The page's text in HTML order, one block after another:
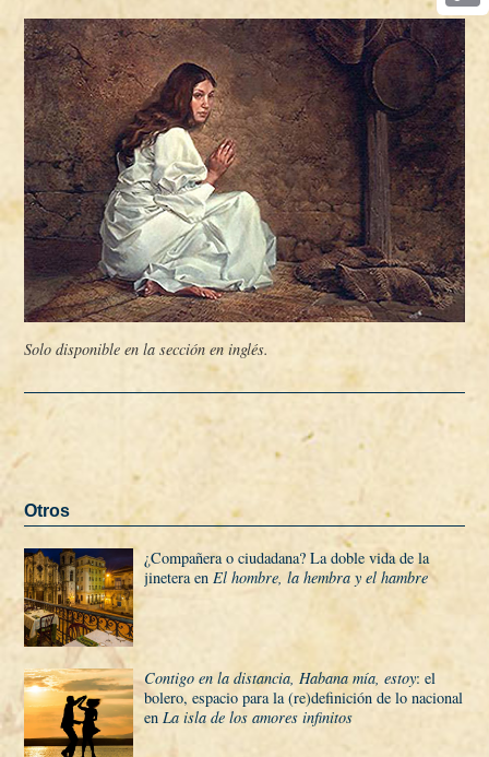
FAQ
CONTACTO
Solo disponible en la sección en inglés.
Otros
¿Compañera o ciudadana? La doble vida de la
jinetera en El hombre, la hembra y el hambre
Contigo en la distancia, Habana mí­a, estoy: el
bolero, espacio para la (re)definición de lo nacional
en La isla de los amores infinitos
Copy
Link